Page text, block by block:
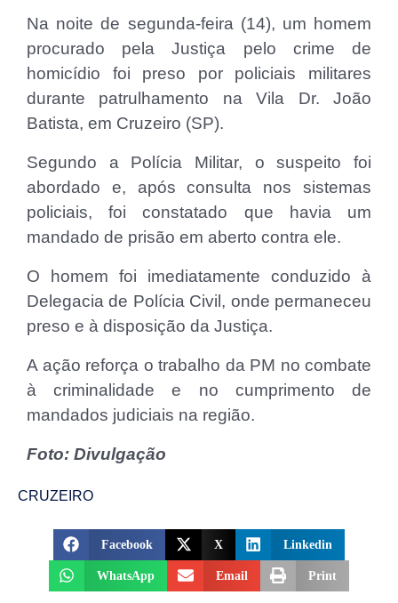
Na noite de segunda-feira (14), um homem
procurado pela Justiça pelo crime de
homicídio foi preso por policiais militares
durante patrulhamento na Vila Dr. João
Batista, em Cruzeiro (SP).
Segundo a Polícia Militar, o suspeito foi
abordado e, após consulta nos sistemas
policiais, foi constatado que havia um
mandado de prisão em aberto contra ele.
O homem foi imediatamente conduzido à
Delegacia de Polícia Civil, onde permaneceu
preso e à disposição da Justiça.
A ação reforça o trabalho da PM no combate
à criminalidade e no cumprimento de
mandados judiciais na região.
Foto: Divulgação
CRUZEIRO
Facebook X Linkedin
WhatsApp Email Print